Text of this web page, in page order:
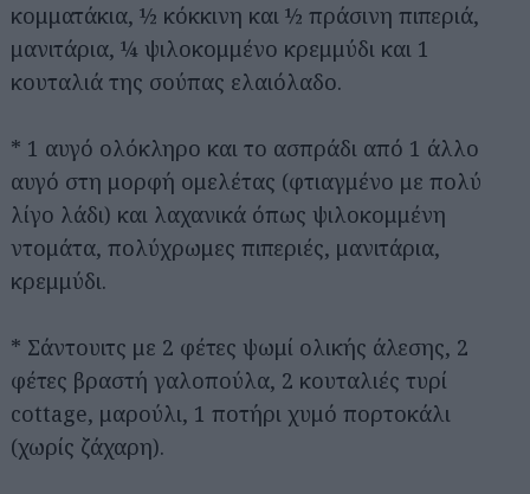
κομματάκια, ½ κόκκινη και ½ πράσινη πιπεριά,
μανιτάρια, ¼ ψιλοκομμένο κρεμμύδι και 1
κουταλιά της σούπας ελαιόλαδο.
* 1 αυγό ολόκληρο και το ασπράδι από 1 άλλο
αυγό στη μορφή ομελέτας (φτιαγμένο με πολύ
λίγο λάδι) και λαχανικά όπως ψιλοκομμένη
ντομάτα, πολύχρωμες πιπεριές, μανιτάρια,
κρεμμύδι.
* Σάντουιτς με 2 φέτες ψωμί ολικής άλεσης, 2
φέτες βραστή γαλοπούλα, 2 κουταλιές τυρί
cottage, μαρούλι, 1 ποτήρι χυμό πορτοκάλι
(χωρίς ζάχαρη).